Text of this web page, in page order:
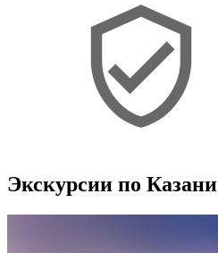
Экскурсии по Казани